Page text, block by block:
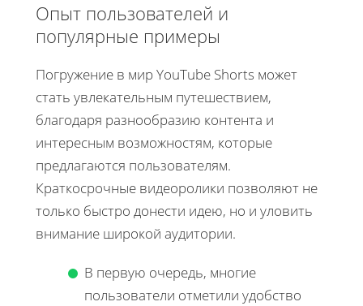
Опыт пользователей и
популярные примеры
Погружение в мир YouTube Shorts может
стать увлекательным путешествием,
благодаря разнообразию контента и
интересным возможностям, которые
предлагаются пользователям.
Краткосрочные видеоролики позволяют не
только быстро донести идею, но и уловить
внимание широкой аудитории.
В первую очередь, многие
пользователи отметили удобство